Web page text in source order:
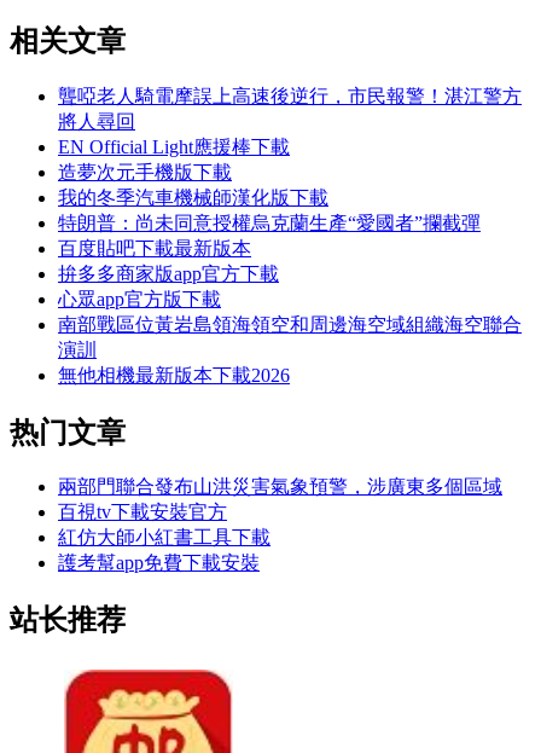
相关文章
聾啞老人騎電摩誤上高速後逆行，市民報警！湛江警方
將人尋回
EN Official Light應援棒下載
造夢次元手機版下載
我的冬季汽車機械師漢化版下載
特朗普：尚未同意授權烏克蘭生產“愛國者”攔截彈
百度貼吧下載最新版本
拚多多商家版app官方下載
心眾app官方版下載
南部戰區位黃岩島領海領空和周邊海空域組織海空聯合
演訓
無他相機最新版本下載2026
热门文章
兩部門聯合發布山洪災害氣象預警，涉廣東多個區域
百視tv下載安裝官方
紅仿大師小紅書工具下載
護考幫app免費下載安裝
站长推荐